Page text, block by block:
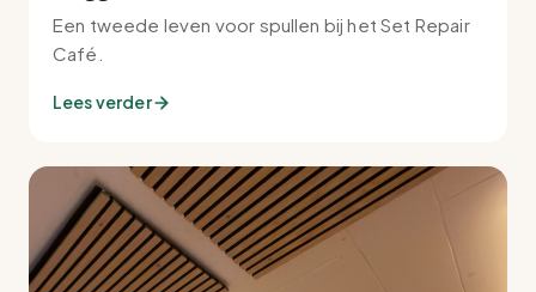
Een tweede leven voor spullen bij het Set Repair
Café.
Lees verder